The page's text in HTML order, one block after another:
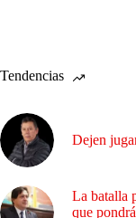
Tendencias
Dejen
La batalla
que